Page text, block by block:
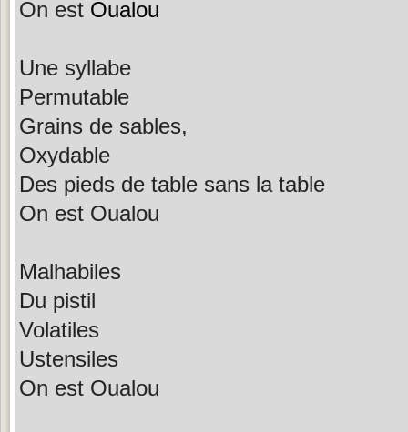
On est Oualou
Une syllabe
Permutable
Grains de sables,
Oxydable
Des pieds de table sans la table
On est Oualou
Malhabiles
Du pistil
Volatiles
Ustensiles
On est Oualou